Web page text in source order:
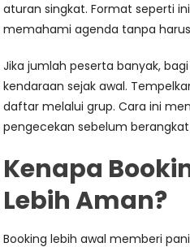
aturan singkat. Format seperti
memahami agenda tanpa
Jika jumlah peserta banyak,
kendaraan sejak awal.
daftar melalui grup. Cara ini
pengecekan sebelum
Kenapa
Lebih Aman?
Booking lebih awal memberi